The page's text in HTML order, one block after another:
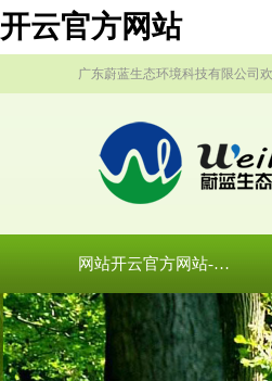
开云官方网站
广东蔚蓝生态环境科技有限公司
网站开云官方网站-开云集团有限公司官网